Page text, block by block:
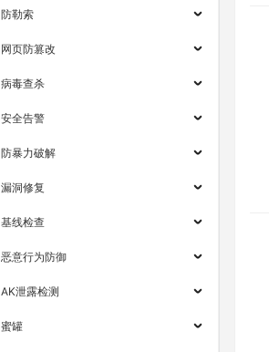
防勒索
网页防篡改
病毒查杀
安全告警
防暴力破解
漏洞修复
基线检查
恶意行为防御
AK泄露检测
蜜罐